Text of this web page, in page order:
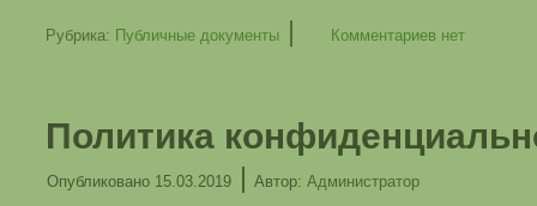
Рубрика: Публичные документы | Комментариев нет
Политика
Опубликовано 15.03.2019 | Автор: Администратор